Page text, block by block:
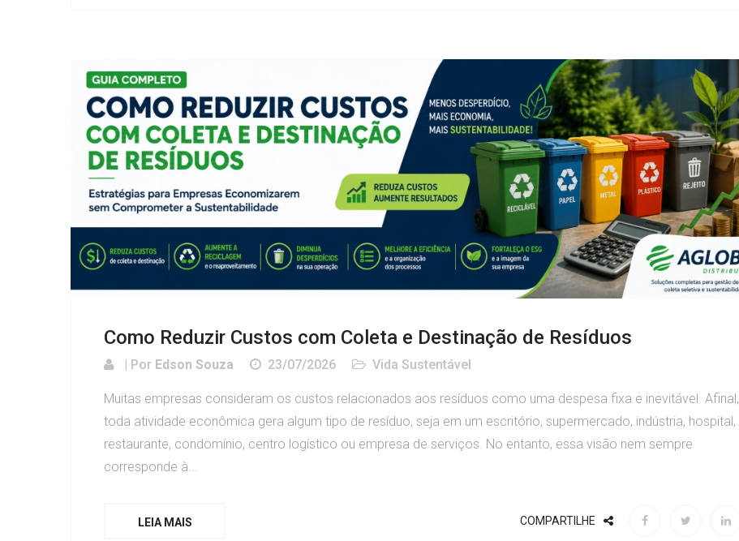
Como Reduzir Custos com Coleta e Destinação de Resíduos
| Por Edson Souza 23/07/2026 Vida Sustentável
Muitas empresas consideram os custos relacionados aos resíduos como uma despesa fixa e inevitável. Afinal,
toda atividade econômica gera algum tipo de resíduo, seja em um escritório, supermercado, indústria, hospital,
restaurante, condomínio, centro logístico ou empresa de serviços. No entanto, essa visão nem sempre
corresponde à...
LEIA MAIS COMPARTILHE